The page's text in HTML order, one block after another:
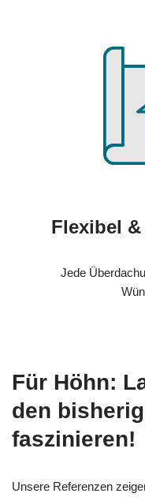
Flexibel
Jede
Für Höhn:
den
faszinieren!
Unsere Referenzen